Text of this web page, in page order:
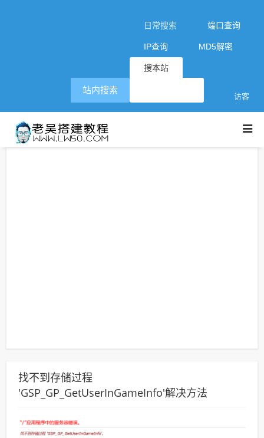
日常搜索 端口查询
IP查询 MD5解密
搜本站
访客
站内搜索
找不到存储过程
'GSP_GP_GetUserInGameInfo'解决方法